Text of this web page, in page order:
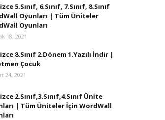
5.Sınıf, 6.Sınıf, 7.Sınıf, 8.Sınıf
Oyunları | Tüm Üniteler
Oyunları
18, 2021
8.Sınıf 2.Dönem 1.Yazılı İndir |
Çocuk
24, 2021
2.Sınıf,3.Sınıf,4.Sınıf Ünite
| Tüm Üniteler İçin WordWall